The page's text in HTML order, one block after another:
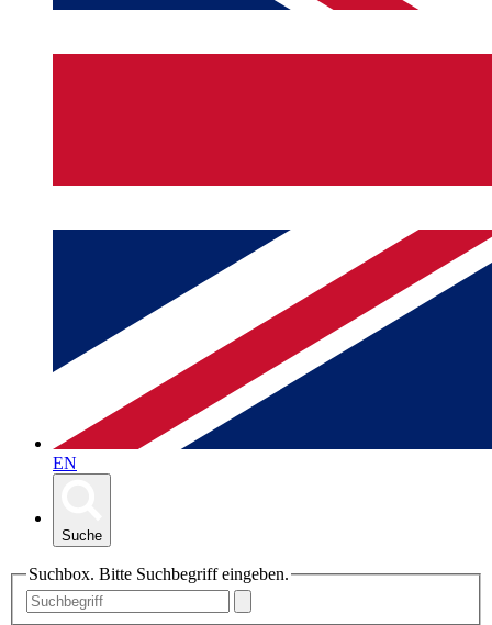
EN
Suche
Suchbox. Bitte Suchbegriff eingeben.